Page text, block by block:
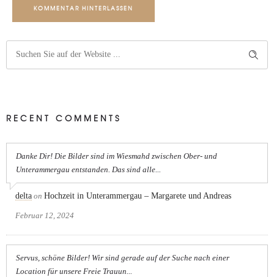
KOMMENTAR HINTERLASSEN
RECENT COMMENTS
Danke Dir! Die Bilder sind im Wiesmahd zwischen Ober- und
Unterammergau entstanden. Das sind alle...
delta on Hochzeit in Unterammergau – Margarete und Andreas
Februar 12, 2024
Servus, schöne Bilder! Wir sind gerade auf der Suche nach einer
Location für unsere Freie Trauun...